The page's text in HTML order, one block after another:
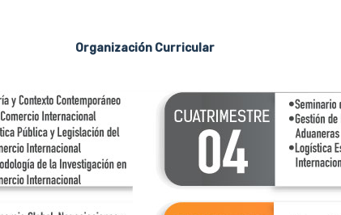
Organización Curricular